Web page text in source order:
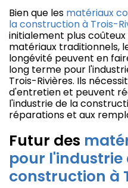
Bien que les matériaux
la construction à Trois-
initialement plus
matériaux traditionnels,
longévité peuvent en
long terme pour
Trois-Rivières. Ils
d'entretien et peuvent
l'industrie de la
réparations et aux
Futur des
pour l'industrie
construction à